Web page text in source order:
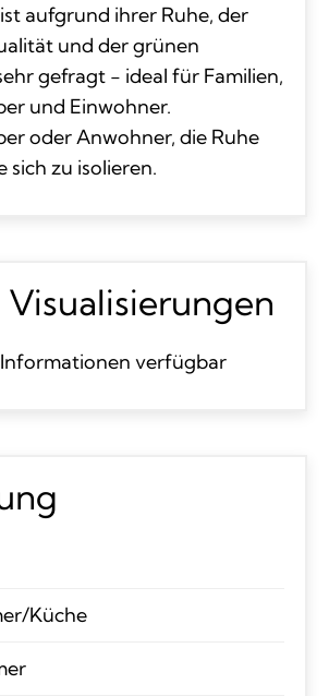
aufgrund ihrer Ruhe, der
und der grünen
gefragt - ideal für Familien,
und Einwohner.
oder Anwohner, die Ruhe
sich zu isolieren.
verfügbar
Küche